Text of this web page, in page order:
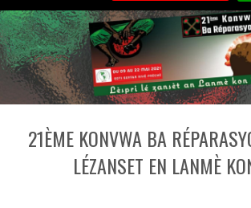
21ÈME KONVWA BA
LÉZANSET EN LANMÈ